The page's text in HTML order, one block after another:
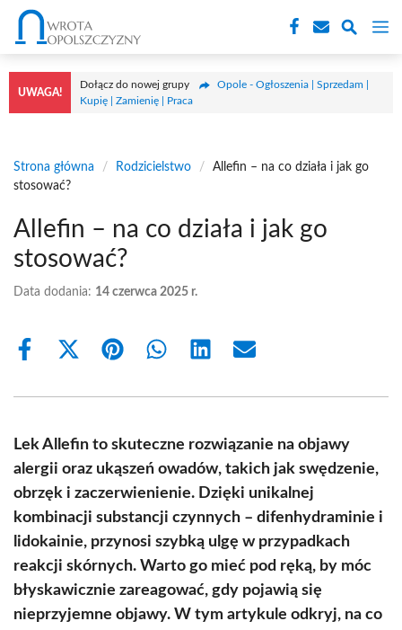
Przejdź
treści
UWAGA!
Dołącz do nowej grupy
Opole - Ogłoszenia | Sprzedam |
Kupię | Zamienię | Praca
Strona główna / Rodzicielstwo /
Allefin – na co działa i jak go
stosować?
Allefin – na co działa i jak go
stosować?
Data dodania: 14 czerwca 2025 r.
Share
Share
(Twitter)
Share Share Share Share
Lek Allefin to skuteczne rozwiązanie na objawy
alergii oraz ukąszeń owadów, takich jak swędzenie,
obrzęk i zaczerwienienie. Dzięki unikalnej
kombinacji substancji czynnych – difenhydraminie i
lidokainie, przynosi szybką ulgę w przypadkach
reakcji skórnych. Warto go mieć pod ręką, by móc
błyskawicznie zareagować, gdy pojawią się
nieprzyjemne objawy. W tym artykule odkryj, na co